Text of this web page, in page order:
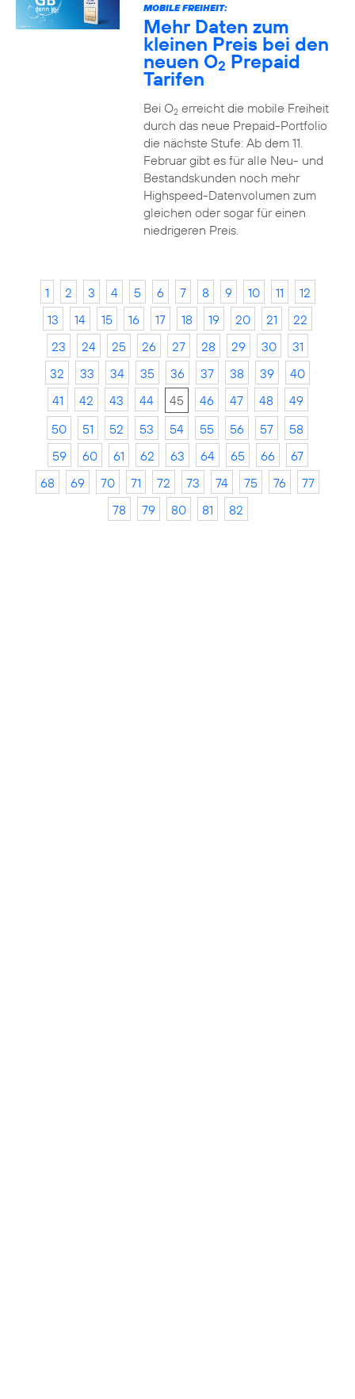
MOBILE FREIHEIT:
Mehr Daten zum
kleinen Preis bei den
neuen O2 Prepaid
Tarifen
Bei O2erreicht die mobile Freiheit
durch das neue Prepaid-Portfolio
die nächste Stufe: Ab dem 11.
Februar gibt es für alle Neu- und
Bestandskunden noch mehr
Highspeed-Datenvolumen zum
gleichen oder sogar für einen
niedrigeren Preis.
1 2 3 4 5 6 7 8 9 10 11
12
13
14 15 16 17 18 19 20 21
22
23
24 25 26 27 28 29 30
31
32
33 34 35 36 37 38 39
40
41
42 43 44 45 46 47 48
49
50
51 52 53 54 55 56 57
58
59
60 61 62 63 64 65 66
67
68
69 70 71 72 73 74 75 76
77
78
79 80 81 82